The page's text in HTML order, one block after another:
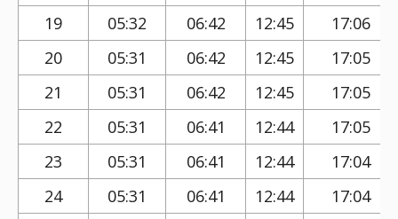
19
05:32 06:42 12:45
17:06
20
05:31 06:42 12:45
17:05
21
05:31 06:42 12:45
17:05
22
05:31 06:41 12:44
17:05
23
05:31 06:41 12:44
17:04
24
05:31 06:41 12:44 17:04